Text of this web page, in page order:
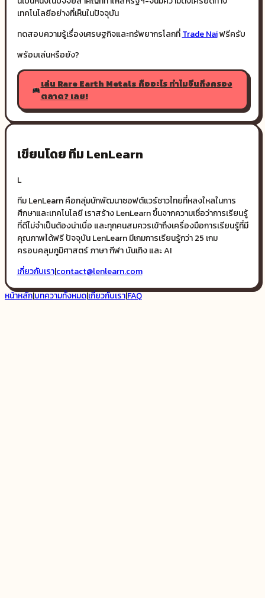
เทคโนโลยีอย่างที่เห็นในปัจจุบัน
ทดสอบความรู้เรื่องเศรษฐกิจและทรัพยากรโลกที่Trade Naiฟรีครับ
พร้อมเล่นหรือยัง?
เล่น Rare Earth Metals คืออะไร ทำไมจีนถึงครอง
ตลาด?เลย!
เขียนโดย ทีม LenLearn
L
ทีม LenLearn คือกลุ่มนักพัฒนาซอฟต์แวร์ชาวไทยที่หลงใหลในการ
ศึกษาและเทคโนโลยี เราสร้าง LenLearn ขึ้นจากความเชื่อว่าการเรียนรู้
ที่ดีไม่จำเป็นต้องน่าเบื่อ และทุกคนสมควรเข้าถึงเครื่องมือการเรียนรู้ที่มี
คุณภาพได้ฟรี ปัจจุบัน LenLearn มีเกมการเรียนรู้กว่า 25 เกม
ครอบคลุมภูมิศาสตร์ ภาษา กีฬา บันเทิง และ AI
เกี่ยวกับเรา|contact@lenlearn.com
หน้าหลัก|บทความทั้งหมด|เกี่ยวกับเรา|FAQ